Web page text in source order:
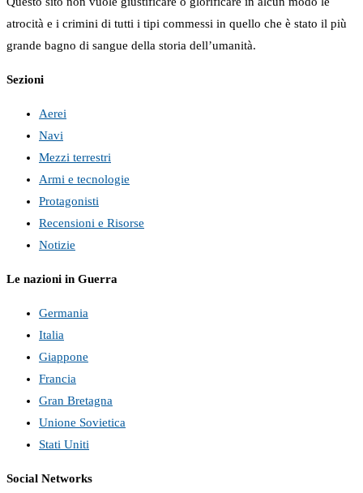
atrocità e i crimini di tutti i tipi commessi in quello che è stato il più
grande bagno di sangue della storia dell’umanità.
Sezioni
Aerei
Navi
Mezzi terrestri
Armi e tecnologie
Protagonisti
Recensioni e Risorse
Notizie
Le nazioni in Guerra
Germania
Italia
Giappone
Francia
Gran Bretagna
Unione Sovietica
Stati Uniti
Social Networks